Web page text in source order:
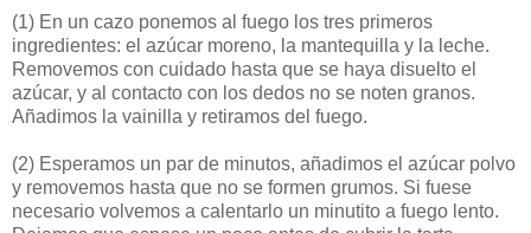
(1) En un cazo ponemos al fuego los tres primeros
ingredientes: el azúcar moreno, la mantequilla y la leche.
Removemos con cuidado hasta que se haya disuelto el
azúcar, y al contacto con los dedos no se noten granos.
Añadimos la vainilla y retiramos del fuego.
(2) Esperamos un par de minutos, añadimos el azúcar polvo
y removemos hasta que no se formen grumos. Si fuese
necesario volvemos a calentarlo un minutito a fuego lento.